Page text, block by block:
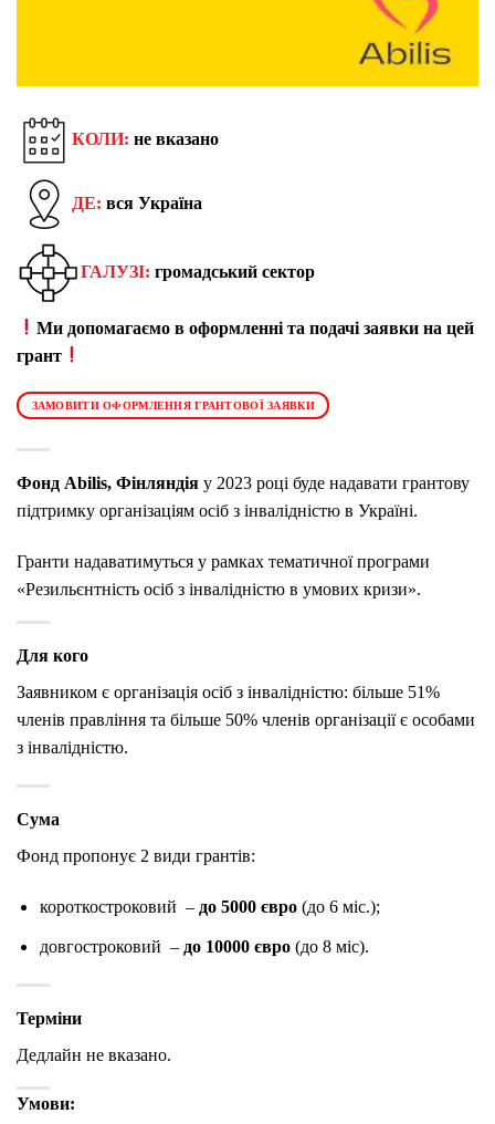
КОЛИ: не вказано
ДЕ: вся Україна
ГАЛУЗІ: громадський сектор
Ми допомагаємо в оформленні та подачі заявки на цей
грант
ЗАМОВИТИ ОФОРМЛЕННЯ ГРАНТОВОЇ ЗАЯВКИ
Фонд Abilis, Фінляндія у 2023 році буде надавати грантову
підтримку організаціям осіб з інвалідністю в Україні.
Гранти надаватимуться у рамках тематичної програми
«Резильєнтність осіб з інвалідністю в умових кризи».
Для кого
Заявником є організація осіб з інвалідністю: більше 51%
членів правління та більше 50% членів організації є особами
з інвалідністю.
Сума
Фонд пропонує 2 види грантів:
короткостроковий – до 5000 євро(до 6 міс.);
довгостроковий – до 10000 євро(до 8 міс).
Терміни
Дедлайн не вказано.
Умови: